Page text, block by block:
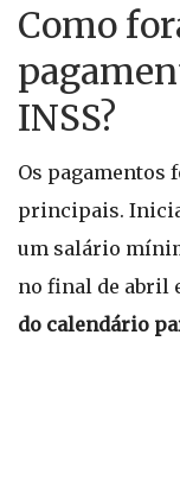
Como
INSS?
Os pagamentos
principais.
um salário
no final de abril
do calendário